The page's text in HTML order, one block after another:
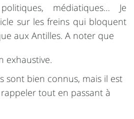
médiatiques… Je
sur les freins qui bloquent
aux Antilles. A noter que
exhaustive.
sont bien connus, mais il est
tout en passant à